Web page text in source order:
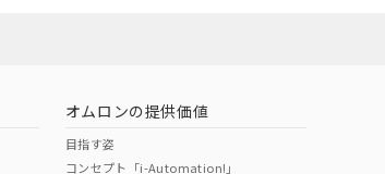
オムロンの提供価値
目指す姿
コンセプト「i-Automation!」